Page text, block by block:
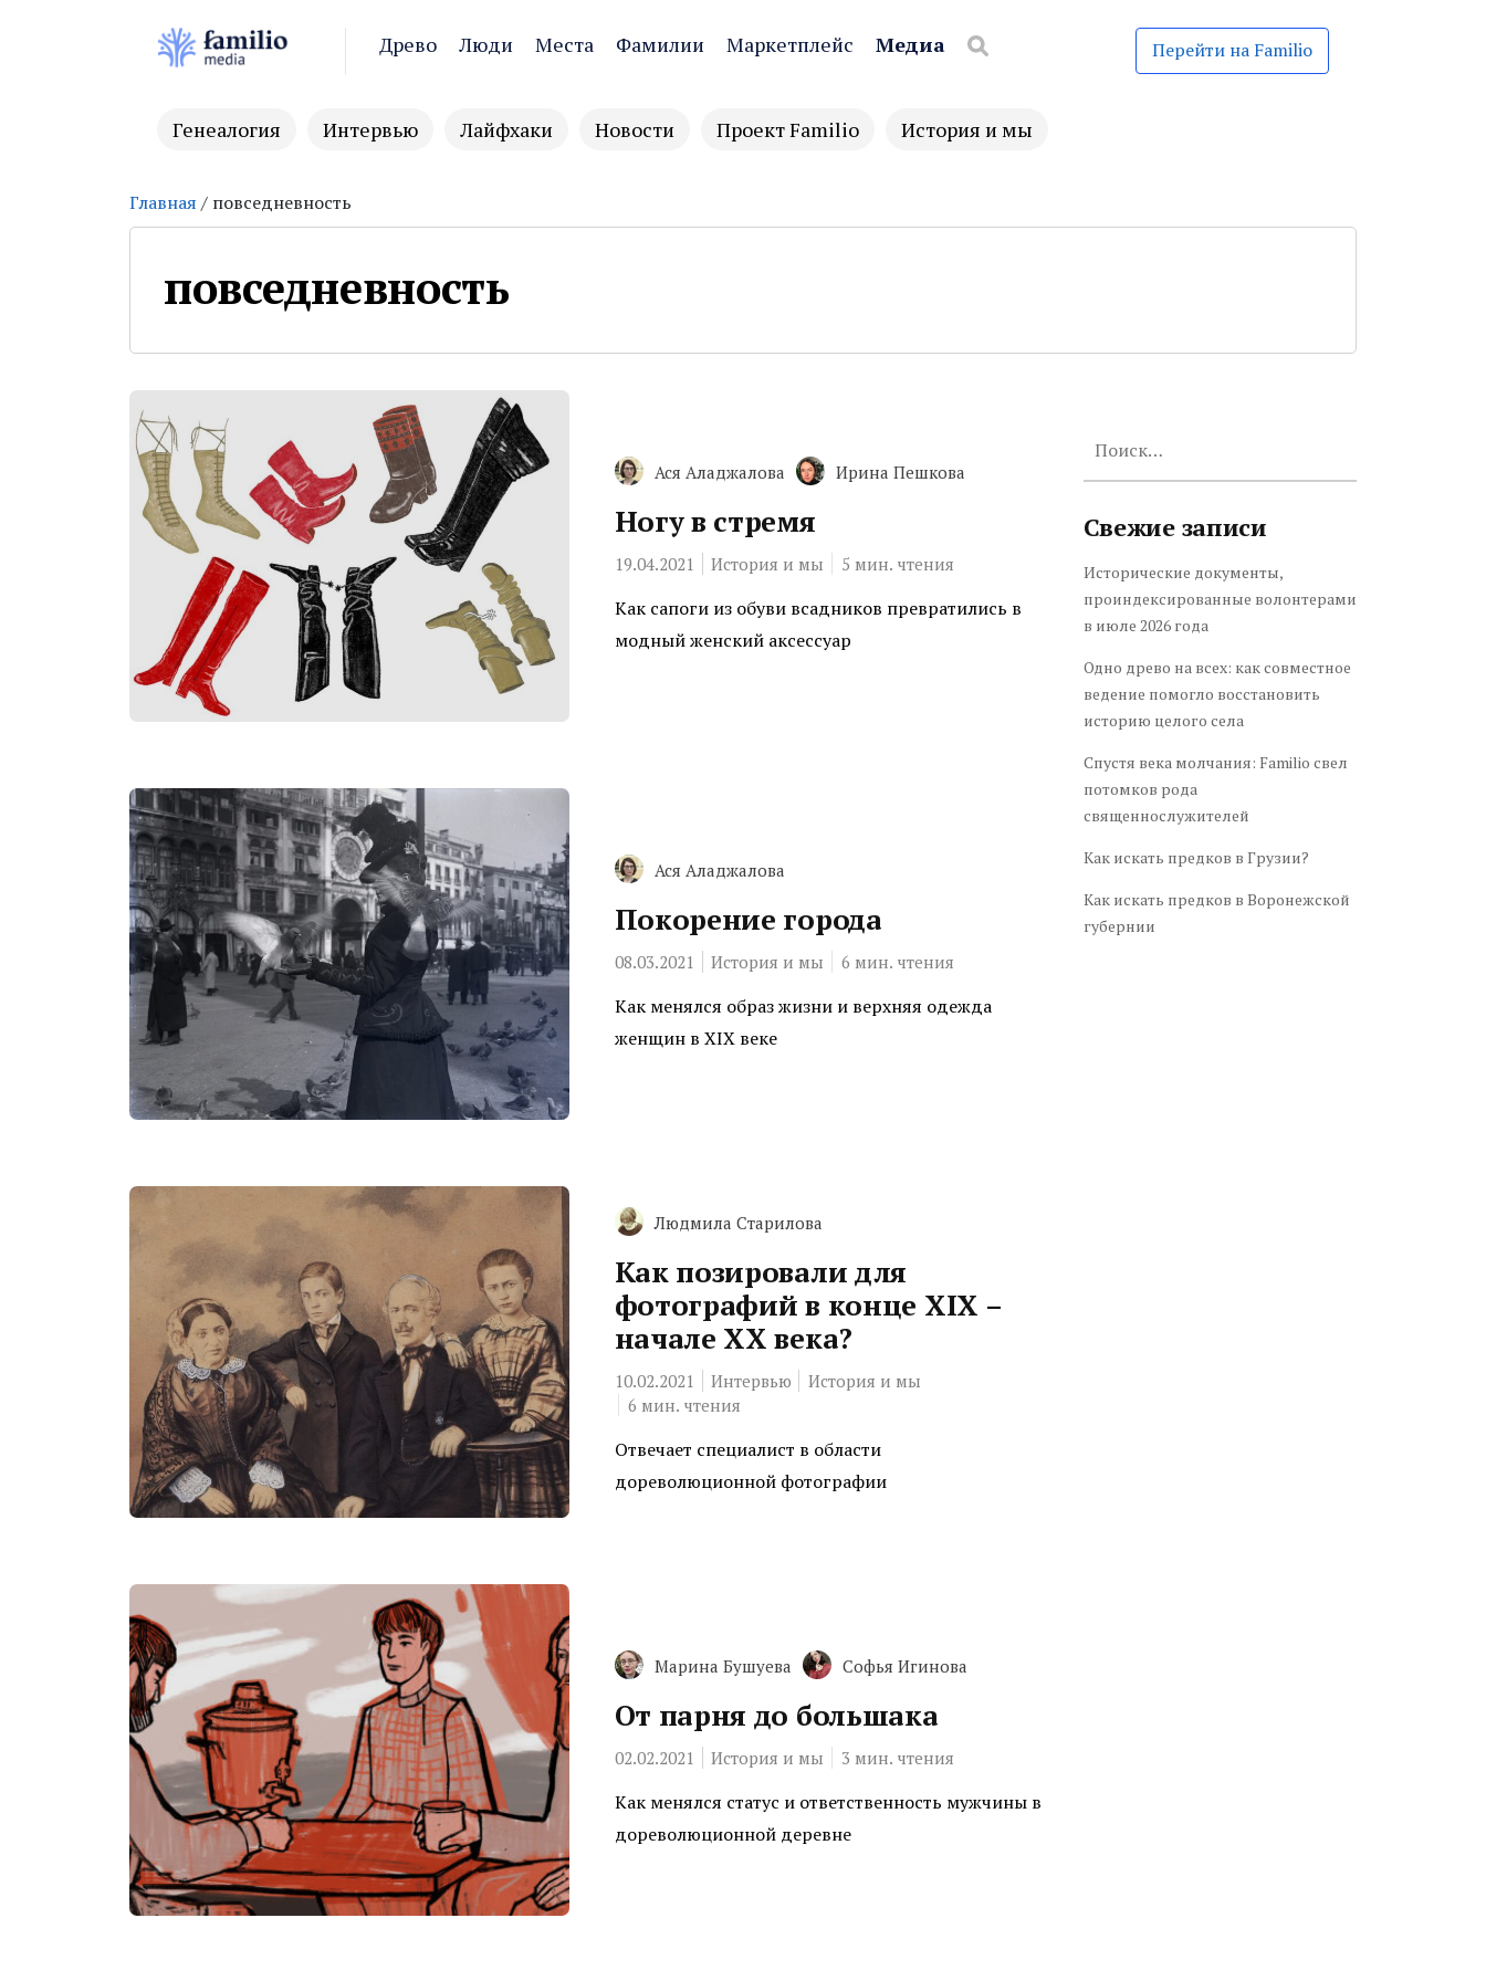
Древо Люди Места Фамилии Маркетплейс Медиа Перейти на Familio
Генеалогия Интервью Лайфхаки Новости Проект Familio История и мы
Главная / повседневность
повседневность
Ася Аладжалова Ирина Пешкова
Ногу в стремя
19.04.2021 История и мы 5 мин. чтения
Как сапоги из обуви всадников превратились в
модный женский аксессуар
Ася Аладжалова
Покорение города
08.03.2021 История и мы 6 мин. чтения
Как менялся образ жизни и верхняя одежда
женщин в XIX веке
Людмила Старилова
Как позировали для
фотографий в конце XIX –
начале XX века?
10.02.2021 Интервью
История и мы
6 мин. чтения
Отвечает специалист в области
дореволюционной фотографии
Марина Бушуева Софья Игинова
От парня до большака
02.02.2021 История и мы 3 мин. чтения
Как менялся статус и ответственность мужчины в
дореволюционной деревне
Свежие записи
Исторические документы,
проиндексированные волонтерами
в июле 2026 года
Одно древо на всех: как совместное
ведение помогло восстановить
историю целого села
Спустя века молчания: Familio свел
потомков рода
священнослужителей
Как искать предков в Грузии?
Как искать предков в Воронежской
губернии